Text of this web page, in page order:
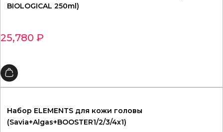
BIOLOGICAL 250ml)
25,780 ₽
Набор ELEMENTS для кожи головы
(Savia+Algas+BOOSTER1/2/3/4х1)